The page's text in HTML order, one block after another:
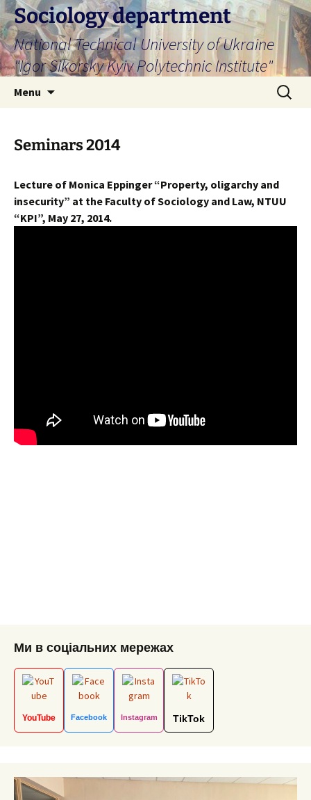
Skip
to
content
Sociology department
National Technical University of Ukraine
"Igor Sikorsky Kyiv Polytechnic Institute"
Menu
Search
for:
Seminars 2014
Lecture of Monica Eppinger “Property, oligarchy and
insecurity” at the Faculty of Sociology and Law, NTUU
“KPI”, May 27, 2014.
Ми в соціальних мережах
YouTube Facebook Instagram TikTok